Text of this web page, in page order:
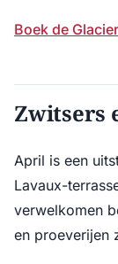
Boek de
Zwitsers
April is een
Lavaux-
verwelkomen
en proeverijen